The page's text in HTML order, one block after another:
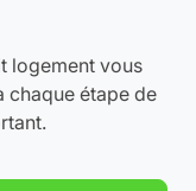
logement vous
chaque étape de